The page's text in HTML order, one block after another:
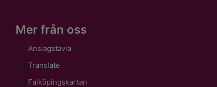
Mer från oss
Anslagstavla
Translate
Falköpingskartan